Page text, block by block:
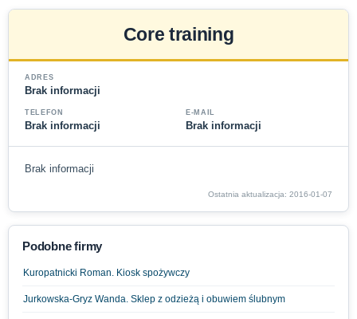
Core training
ADRES
Brak informacji
TELEFON
Brak informacji
E-MAIL
Brak informacji
Brak informacji
Ostatnia aktualizacja: 2016-01-07
Podobne firmy
Kuropatnicki Roman. Kiosk spożywczy
Jurkowska-Gryz Wanda. Sklep z odzieżą i obuwiem ślubnym